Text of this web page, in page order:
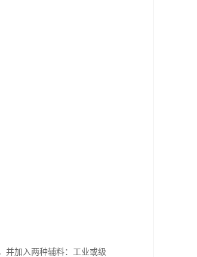
并加入两种辅料：工业或级